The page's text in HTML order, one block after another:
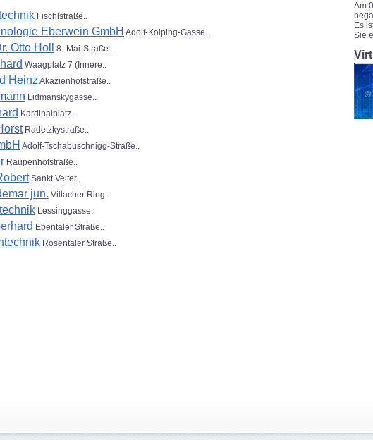
Fischlstraße..
Eberwein GmbH Adolf-Kolping-Gasse..
Otto Holl
8.-Mai-Straße..
Waagplatz 7 (Innere..
Heinz Akazienhofstraße..
Lidmanskygasse..
Kardinalplatz..
Radetzkystraße..
Adolf-Tschabuschnigg-Straße..
Raupenhofstraße..
Sankt Veiter..
jun. Villacher Ring..
Lessinggasse..
Ebentaler Straße..
Rosentaler Straße..
Am
Es
Sie